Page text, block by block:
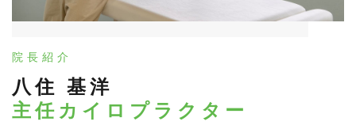
院長紹介
八住 基洋
主任カイロプラクター